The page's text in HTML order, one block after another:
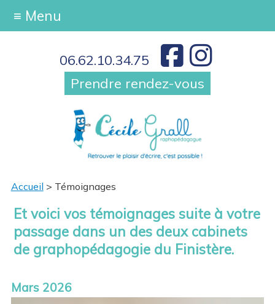
06.62.10.34.75
Prendre rendez-vous
≡ Menu
Accueil > Témoignages
Et voici vos témoignages suite à votre
passage dans un des deux cabinets
de graphopédagogie du Finistère.
Mars 2026